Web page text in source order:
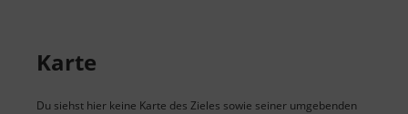
Karte
Du siehst hier keine Karte des Zieles sowie seiner umgebenden